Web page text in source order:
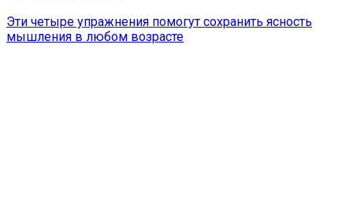
Эти четыре упражнения помогут сохранить ясность
мышления в любом возрасте